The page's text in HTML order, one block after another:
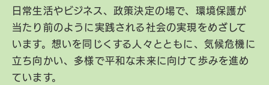
日常生活やビジネス、政策決定の場で、環境保護が
当たり前のように実践される社会の実現をめざして
います。想いを同じくする人々とともに、気候危機に
立ち向かい、多様で平和な未来に向けて歩みを進め
ています。